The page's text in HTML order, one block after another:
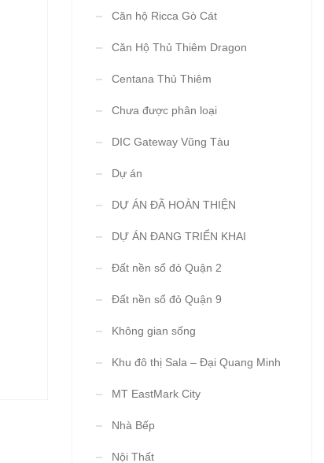
Căn hộ Ricca Gò Cát
Căn Hộ Thủ Thiêm Dragon
Centana Thủ Thiêm
Chưa được phân loại
DIC Gateway Vũng Tàu
Dự án
DỰ ÁN ĐÃ HOÀN THIỆN
DỰ ÁN ĐANG TRIỂN KHAI
Đất nền sổ đỏ Quận 2
Đất nền sổ đỏ Quận 9
Không gian sống
Khu đô thị Sala – Đại Quang Minh
MT EastMark City
Nhà Bếp
Nội Thất